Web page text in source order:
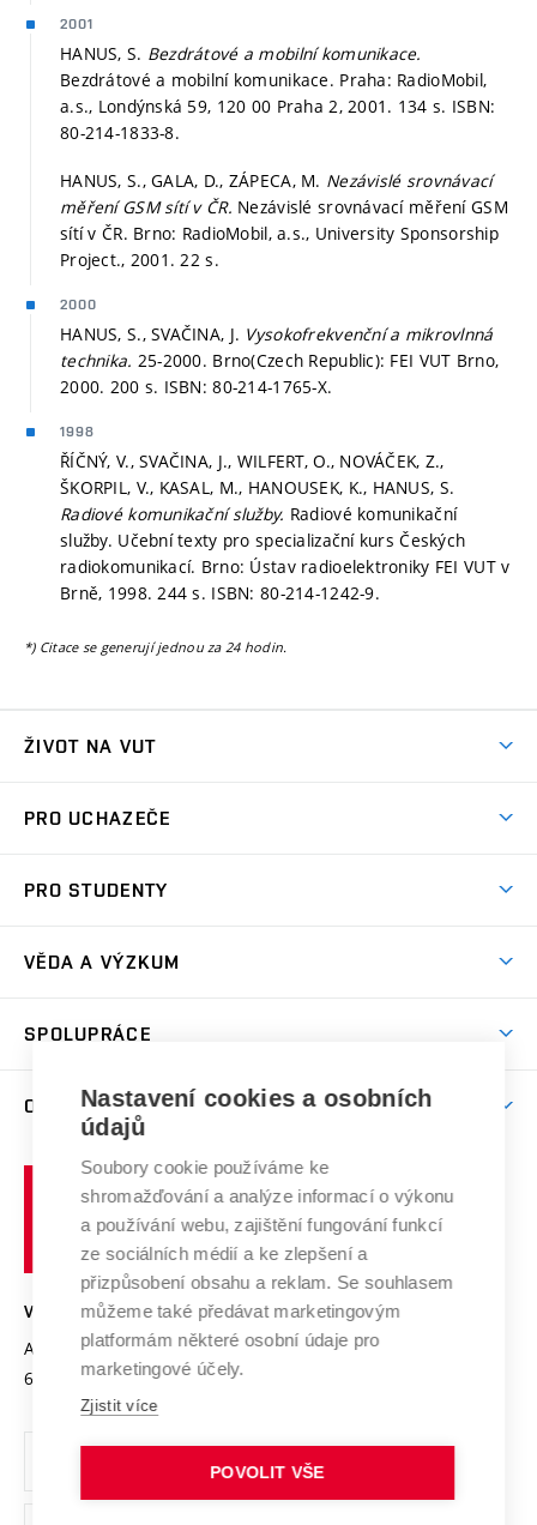
2001
HANUS, S. Bezdrátové a mobilní komunikace.
Bezdrátové a mobilní komunikace. Praha: RadioMobil,
a.s., Londýnská 59, 120 00 Praha 2, 2001. 134 s. ISBN:
80-214-1833-8.
HANUS, S., GALA, D., ZÁPECA, M. Nezávislé srovnávací
měření GSM sítí v ČR. Nezávislé srovnávací měření GSM
sítí v ČR. Brno: RadioMobil, a.s., University Sponsorship
Project., 2001. 22 s.
2000
HANUS, S., SVAČINA, J. Vysokofrekvenční a mikrovlnná
technika. 25-2000. Brno(Czech Republic): FEI VUT Brno,
2000. 200 s. ISBN: 80-214-1765-X.
1998
ŘÍČNÝ, V., SVAČINA, J., WILFERT, O., NOVÁČEK, Z.,
ŠKORPIL, V., KASAL, M., HANOUSEK, K., HANUS, S.
Radiové komunikační služby. Radiové komunikační
služby. Učební texty pro specializační kurs Českých
radiokomunikací. Brno: Ústav radioelektroniky FEI VUT v
Brně, 1998. 244 s. ISBN: 80-214-1242-9.
*) Citace se generují jednou za 24 hodin.
ŽIVOT NA VUT
Koleje
Sport na VUT
Brno
PRO UCHAZEČE
Dny otevřených dveří
Celoživotní vzdělávání
E-přihláška
PRO STUDENTY
Harmonogram akademického roku
Závěrečné práce
Doktorské studium
Zpracování osobních údajů studentů
Sociální bezpečí
Studium bez bariér
Podpora podnikání
VĚDA A VÝZKUM
Mezinárodní vědecká rada
Systém zajišťování kvality výzkumu
Výzkumné infrastruktury
Transfer znalostí
Open Science
Projekty
Projekty ze strukturálních fondů
Specifický výzkum
SPOLUPRÁCE
Zahraniční spolupráce
Spolupráce se školami
Služby univerzity
Mezinárodní dohody
Univerzitní sítě
O UNIVERZITĚ
Profil univerzity
Udržitelná univerzita
Podnikavá univerzita / ContriBUTe
Bezpečná univerzita
Vyznamenání
Organizační struktura
Ochrana osobních údajů
učení
technické
VYSOKÉ UČENÍ TECHNICKÉ V BRNĚ
Antonínská 548/1
602 00 Brno
www.vut.cz
vut@vutbr.cz
Nastavení cookies a osobních
údajů
Soubory cookie používáme ke
shromažďování a analýze informací o výkonu
a používání webu, zajištění fungování funkcí
ze sociálních médií a ke zlepšení a
přizpůsobení obsahu a reklam. Se souhlasem
můžeme také předávat marketingovým
platformám některé osobní údaje pro
marketingové účely.
Zjistit více
POVOLIT VŠE